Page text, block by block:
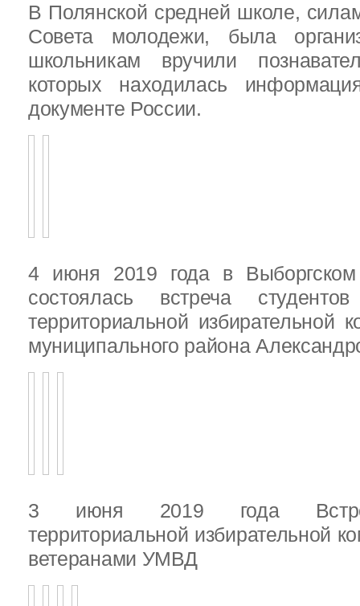
В Полянской средней школе,
Совета молодежи, была
школьникам вручили
которых находилась
документе России.
4 июня 2019 года в
состоялась встреча
территориальной избирательной
муниципального района
3 июня 2019 года
территориальной избирательной
ветеранами УМВД